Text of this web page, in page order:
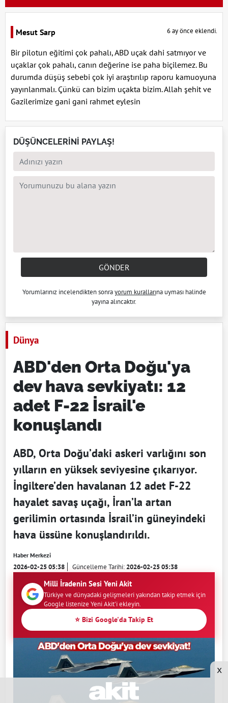
Mesut Sarp 6 ay önce eklendi.
Bir pilotun eğitimi çok pahalı, ABD uçak dahi satmıyor ve
uçaklar çok pahalı, canın değerine ise paha biçilemez. Bu
durumda düşüş sebebi çok iyi araştırılıp raporu kamuoyuna
yayınlanmalı. Çünkü can bizim uçakta bizim. Allah şehit ve
Gazilerimize gani gani rahmet eylesin
DÜŞÜNCELERİNİ PAYLAŞ!
GÖNDER
Yorumlarınız incelendikten sonrayorum kurallarına uyması halinde
yayına alıncaktır.
Dünya
ABD'den Orta Doğu'ya
dev hava sevkiyatı: 12
adet F-22 İsrail'e
konuşlandı
ABD, Orta Doğu’daki askeri varlığını son
yılların en yüksek seviyesine çıkarıyor.
İngiltere’den havalanan 12 adet F-22
hayalet savaş uçağı, İran’la artan
gerilimin ortasında İsrail’in güneyindeki
hava üssüne konuşlandırıldı.
Haber Merkezi
2026-02-25 05:38 Güncelleme Tarihi:2026-02-25 05:38
Milli İradenin Sesi Yeni Akit
Türkiye ve dünyadaki gelişmeleri yakından takip etmek için
Google listenize Yeni Akit'i ekleyin.
⭐ Bizi Google'da Takip Et
x